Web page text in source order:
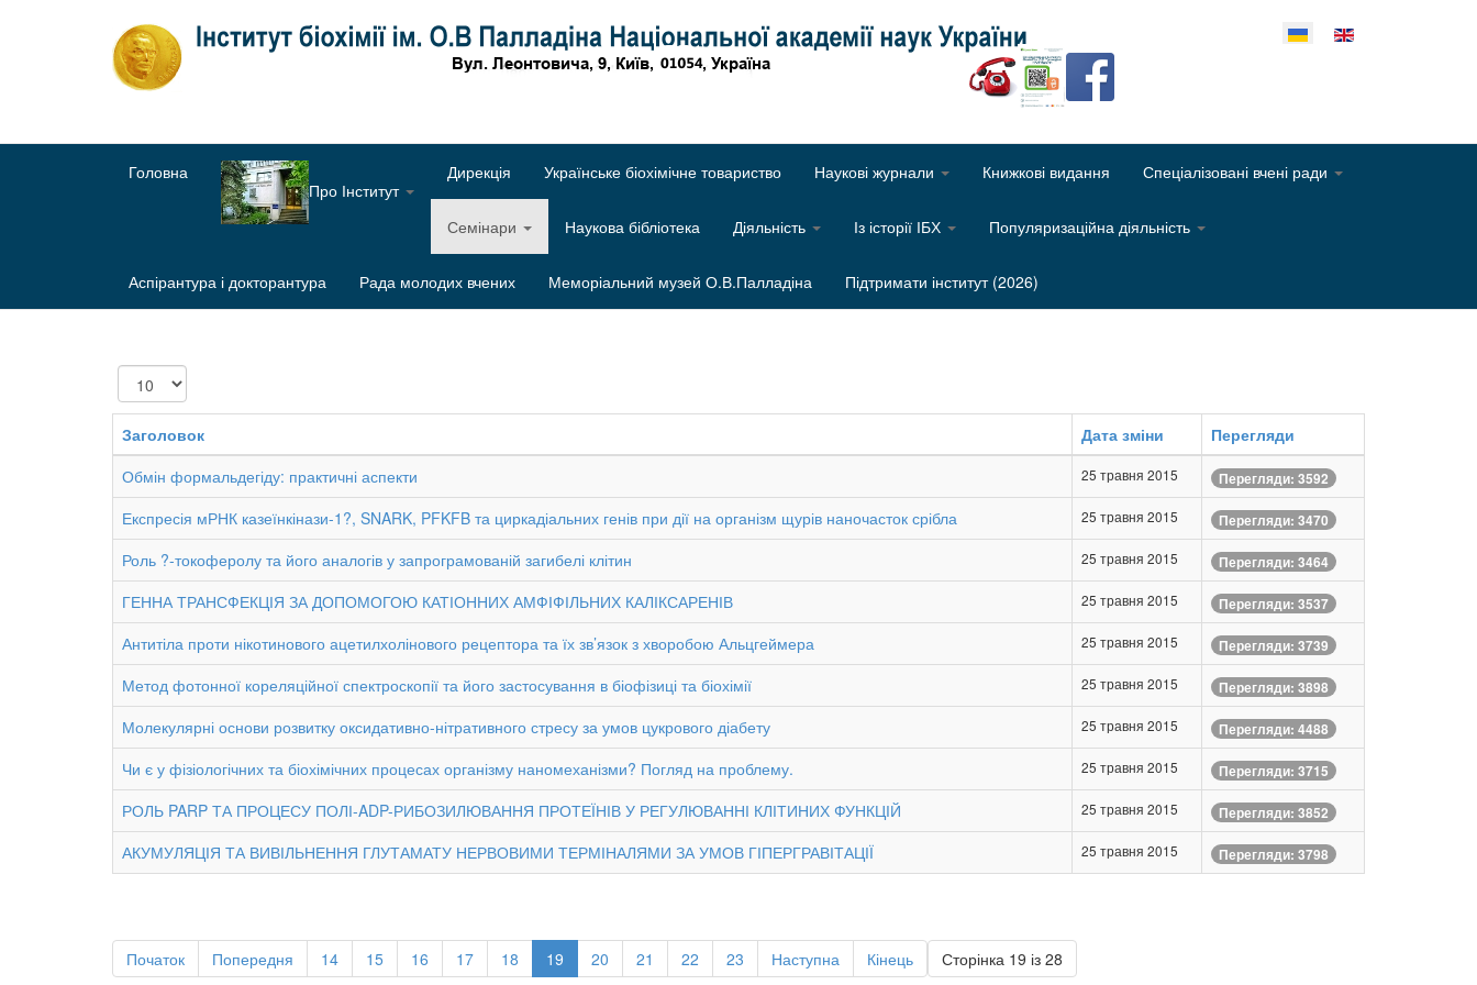
Оберіть свою мову
Головна
Про Інститут
Дирекція Українське біохімічне товариство Наукові журнали Книжкові видання Спеціалізовані вчені ради
Семінари Наукова бібліотека Діяльність Із історії ІБХ Популяризаційна діяльність
Аспірантура і докторантура Рада молодих вчених Меморіальний музей О.В.Палладіна Підтримати інститут (2026)
Показувати
Заголовок Дата зміни
Перегляди
Обмін формальдегіду: практичні аспекти
25 травня 2015 Перегляди: 3592
Експресія мРНК казеїнкінази-1?, SNARK, PFKFB та циркадіальних генів при дії на організм щурів наночасток срібла 25 травня 2015 Перегляди: 3470
Роль ?-токоферолу та його аналогів у запрограмованій загибелі клітин 25 травня 2015 Перегляди: 3464
ГЕННА ТРАНСФЕКЦІЯ ЗА ДОПОМОГОЮ КАТІОННИХ АМФІФІЛЬНИХ КАЛІКСАРЕНІВ 25 травня 2015 Перегляди: 3537
Антитіла проти нікотинового ацетилхолінового рецептора та їх зв’язок з хворобою Альцгеймера 25 травня 2015 Перегляди: 3739
Метод фотонної кореляційної спектроскопії та його застосування в біофізиці та біохімії 25 травня 2015 Перегляди: 3898
Молекулярні основи розвитку оксидативно-нітративного стресу за умов цукрового діабету 25 травня 2015 Перегляди: 4488
Чи є у фізіологічних та біохімічних процесах організму наномеханізми? Погляд на проблему. 25 травня 2015 Перегляди: 3715
РОЛЬ PARP ТА ПРОЦЕСУ ПОЛІ-ADP-РИБОЗИЛЮВАННЯ ПРОТЕЇНІВ У РЕГУЛЮВАННІ КЛІТИНИХ ФУНКЦІЙ 25 травня 2015 Перегляди: 3852
АКУМУЛЯЦІЯ ТА ВИВІЛЬНЕННЯ ГЛУТАМАТУ НЕРВОВИМИ ТЕРМІНАЛЯМИ ЗА УМОВ ГІПЕРГРАВІТАЦІЇ 25 травня 2015 Перегляди: 3798
Сторінка 19 із 28
Початок Попередня 14 15 16 17 18 19 20 21 22 23 Наступна Кінець